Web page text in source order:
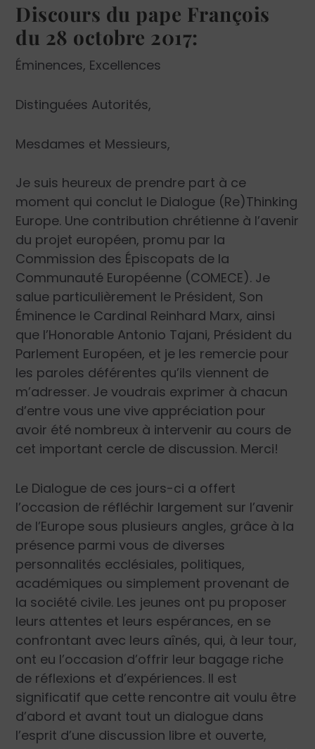
Discours du pape François
du 28 octobre 2017:
Éminences, Excellences
Distinguées Autorités,
Mesdames et Messieurs,
Je suis heureux de prendre part à ce
moment qui conclut le Dialogue (Re)Thinking
Europe. Une contribution chrétienne à l’avenir
du projet européen, promu par la
Commission des Épiscopats de la
Communauté Européenne (COMECE). Je
salue particulièrement le Président, Son
Éminence le Cardinal Reinhard Marx, ainsi
que l’Honorable Antonio Tajani, Président du
Parlement Européen, et je les remercie pour
les paroles déférentes qu’ils viennent de
m’adresser. Je voudrais exprimer à chacun
d’entre vous une vive appréciation pour
avoir été nombreux à intervenir au cours de
cet important cercle de discussion. Merci!
Le Dialogue de ces jours-ci a offert
l’occasion de réfléchir largement sur l’avenir
de l’Europe sous plusieurs angles, grâce à la
présence parmi vous de diverses
personnalités ecclésiales, politiques,
académiques ou simplement provenant de
la société civile. Les jeunes ont pu proposer
leurs attentes et leurs espérances, en se
confrontant avec leurs aînés, qui, à leur tour,
ont eu l’occasion d’offrir leur bagage riche
de réflexions et d’expériences. Il est
significatif que cette rencontre ait voulu être
d’abord et avant tout un dialogue dans
l’esprit d’une discussion libre et ouverte,